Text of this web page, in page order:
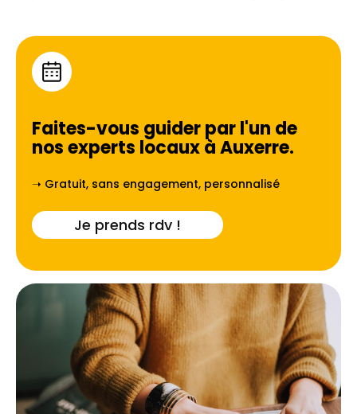
Faites-vous guider par l'un de
nos experts locaux àAuxerre.
➝ Gratuit, sans engagement, personnalisé
Je prends rdv !